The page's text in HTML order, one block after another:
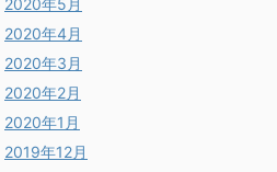
2020年5月
2020年4月
2020年3月
2020年2月
2020年1月
2019年12月